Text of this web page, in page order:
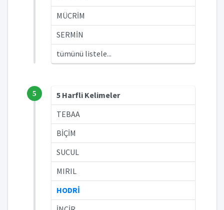
MÜCRİM
SERMİN
tümünü listele...
5
5 Harfli Kelimeler
TEBAA
BİÇİM
SUCUL
MIRIL
HODRİ